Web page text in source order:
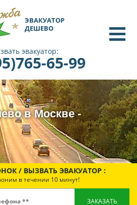
ЭВАКУАТОР
ДЕШЕВО
эвакуатор:
65-99
в Москве -
/ ВЫЗВАТЬ ЭВАКУАТОР :
в течении 10 минут!